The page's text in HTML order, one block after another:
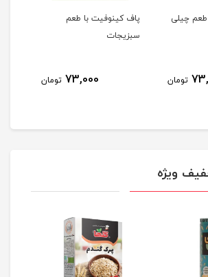
طعم چیلی
تومان
پاف کینوفیت با طعم
سبزیجات
73,000 تومان
ویژه